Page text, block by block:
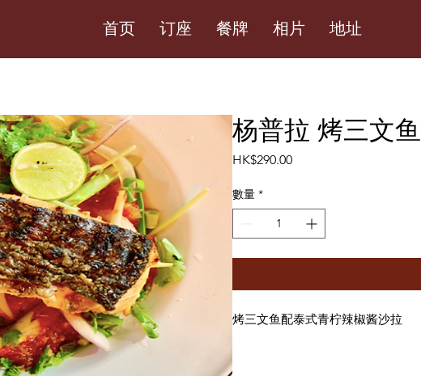
首页 订座 餐牌 相片 地址
杨普拉 烤三文鱼
HK$290.00價
數量 *
烤三文鱼配泰式青柠辣椒酱沙拉